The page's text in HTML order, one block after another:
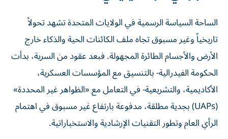
الساحة السياسة الرسمية في الولايات المتحدة تشهد تحولاً
تاريخياً وغير مسبوق تجاه ملف الكائنات الحية والذكاء خارج
الأرض والأجسام الطائرة المجهولة. فبعد عقود من السرية، بدأت
الحكومة الفيدرالية- بالتنسيق مع المؤسسات العسكرية،
الأكاديمية، والتشريعية- في التعامل مع «الظواهر غير المحددة»
(UAPs) بجدية مطلقة، مدفوعة بارتفاع غير مسبوق في اهتمام
الرأي العام وتطور التقنيات الإرشادية والاستخباراتية.